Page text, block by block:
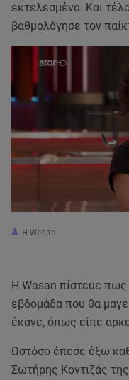
εκτελεσμένα. Και
βαθμολόγησε τον
Η Wasan
Η Wasan πίστευε
εβδομάδα που θα
έκανε, όπως είπε
Ωστόσο έπεσε έξω
Σωτήρης Κοντιζάς